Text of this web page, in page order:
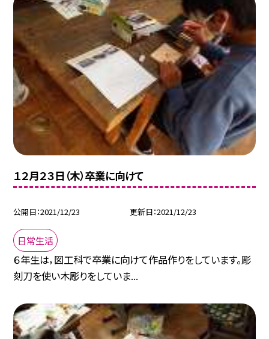
１２月２３日（木）卒業に向けて
公開日 2021/12/23 更新日 2021/12/23
日常生活
６年生は，図工科で卒業に向けて作品作りをしています。彫
刻刀を使い木彫りをしていま...